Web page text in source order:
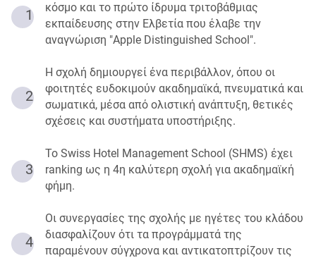
1
κόσμο και το πρώτο ίδρυμα τριτοβάθμιας
εκπαίδευσης στην Ελβετία που έλαβε την
αναγνώριση "Apple Distinguished School".
2
Η σχολή δημιουργεί ένα περιβάλλον, όπου οι
φοιτητές ευδοκιμούν ακαδημαϊκά, πνευματικά και
σωματικά, μέσα από ολιστική ανάπτυξη, θετικές
σχέσεις και συστήματα υποστήριξης.
3
Το Swiss Hotel Management School (SHMS) έχει
ranking ως η 4η καλύτερη σχολή για ακαδημαϊκή
φήμη.
4
Οι συνεργασίες της σχολής με ηγέτες του κλάδου
διασφαλίζουν ότι τα προγράμματά της
παραμένουν σύγχρονα και αντικατοπτρίζουν τις